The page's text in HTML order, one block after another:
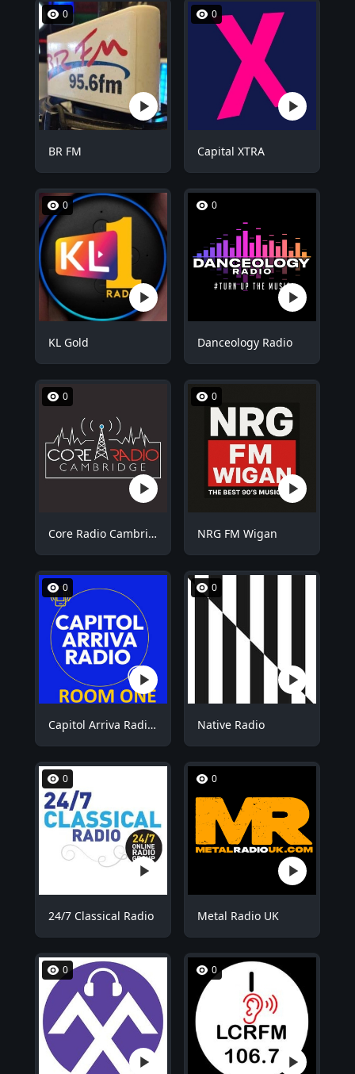
0
BR FM
0
Capital XTRA
0
KL Gold
0
Danceology Radio
0
Core Radio Cambridge
0
NRG FM Wigan
0
Capitol Arriva Radio ROOM1
0
Native Radio
0
24/7 Classical Radio
0
Metal Radio UK
0 0